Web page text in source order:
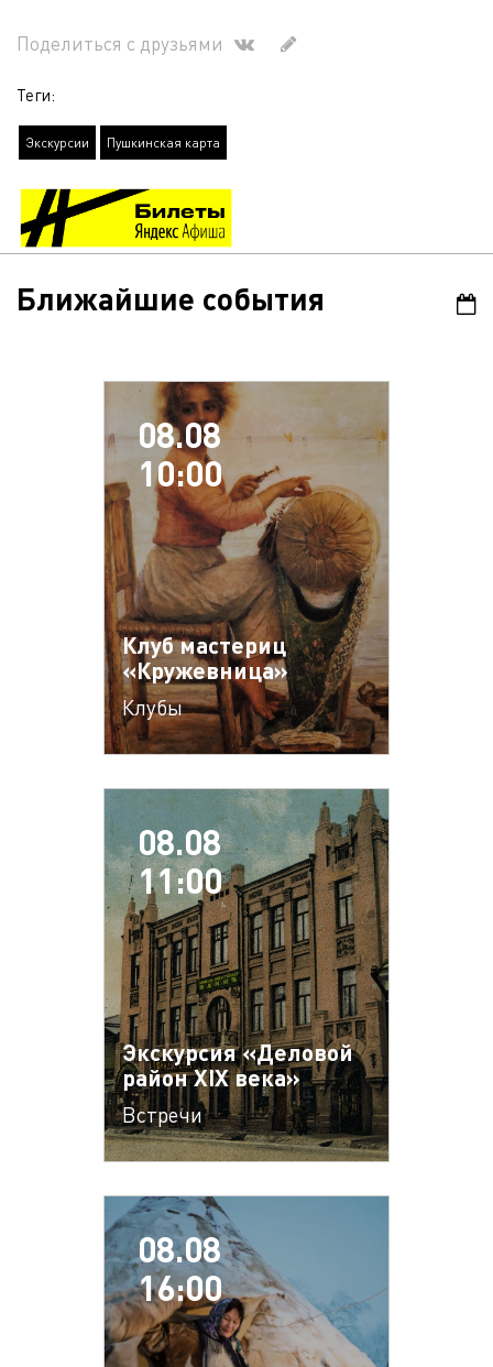
Поделиться с друзьями
Теги:
Экскурсии Пушкинская карта
Ближайшие события
08.08
10:00
Клуб мастериц
«Кружевница»
Клубы
08.08
11:00
Экскурсия «Деловой
район XIX века»
Встречи
08.08
16:00